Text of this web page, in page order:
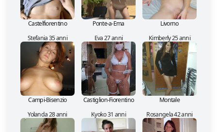
Castelfiorentino Ponte-a-Ema
Livorno
Stefania 35 anni
Campi-Bisenzio
Eva 27 anni
Castiglion-Fiorentino
Kimberly 25 anni
Montale
Yolanda 28 anni
Kyoko 31 anni Rosangela 42 anni